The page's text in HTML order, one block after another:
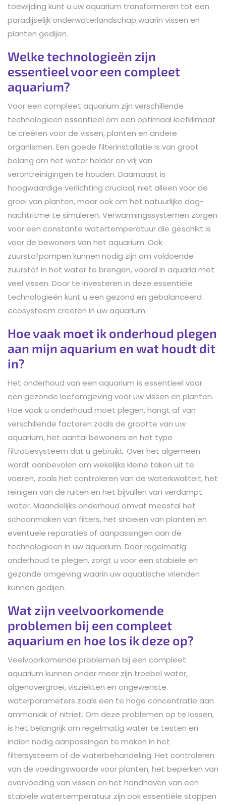
toewijding kunt u uw aquarium transformeren tot een
paradijselijk onderwaterlandschap waarin vissen en
planten gedijen.
Welke technologieën zijn
essentieel voor een compleet
aquarium?
Voor een compleet aquarium zijn verschillende
technologieën essentieel om een optimaal leefklimaat
te creëren voor de vissen, planten en andere
organismen. Een goede filterinstallatie is van groot
belang om het water helder en vrij van
verontreinigingen te houden. Daarnaast is
hoogwaardige verlichting cruciaal, niet alleen voor de
groei van planten, maar ook om het natuurlijke dag-
nachtritme te simuleren. Verwarmingssystemen zorgen
voor een constante watertemperatuur die geschikt is
voor de bewoners van het aquarium. Ook
zuurstofpompen kunnen nodig zijn om voldoende
zuurstof in het water te brengen, vooral in aquaria met
veel vissen. Door te investeren in deze essentiële
technologieën kunt u een gezond en gebalanceerd
ecosysteem creëren in uw aquarium.
Hoe vaak moet ik onderhoud plegen
aan mijn aquarium en wat houdt dit
in?
Het onderhoud van een aquarium is essentieel voor
een gezonde leefomgeving voor uw vissen en planten.
Hoe vaak u onderhoud moet plegen, hangt af van
verschillende factoren zoals de grootte van uw
aquarium, het aantal bewoners en het type
filtratiesysteem dat u gebruikt. Over het algemeen
wordt aanbevolen om wekelijks kleine taken uit te
voeren, zoals het controleren van de waterkwaliteit, het
reinigen van de ruiten en het bijvullen van verdampt
water. Maandelijks onderhoud omvat meestal het
schoonmaken van filters, het snoeien van planten en
eventuele reparaties of aanpassingen aan de
technologieën in uw aquarium. Door regelmatig
onderhoud te plegen, zorgt u voor een stabiele en
gezonde omgeving waarin uw aquatische vrienden
kunnen gedijen.
Wat zijn veelvoorkomende
problemen bij een compleet
aquarium en hoe los ik deze op?
Veelvoorkomende problemen bij een compleet
aquarium kunnen onder meer zijn troebel water,
algenovergroei, visziekten en ongewenste
waterparameters zoals een te hoge concentratie aan
ammoniak of nitriet. Om deze problemen op te lossen,
is het belangrijk om regelmatig water te testen en
indien nodig aanpassingen te maken in het
filtersysteem of de waterbehandeling. Het controleren
van de voedingswaarde voor planten, het beperken van
overvoeding van vissen en het handhaven van een
stabiele watertemperatuur zijn ook essentiële stappen